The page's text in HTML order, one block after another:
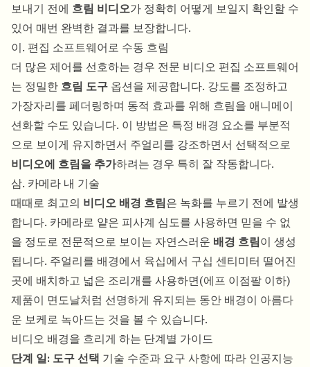
보내기 전에 흐림 비디오가 정확히 어떻게 보일지 확인할 수
있어 매번 완벽한 결과를 보장합니다.
이. 편집 소프트웨어로 수동 흐림
더 많은 제어를 선호하는 경우 전문 비디오 편집 소프트웨어
는 정밀한 흐림 도구 옵션을 제공합니다. 강도를 조정하고
가장자리를 페더링하며 동적 효과를 위해 흐림을 애니메이
션화할 수도 있습니다. 이 방법은 특정 배경 요소를 부분적
으로 보이게 유지하면서 주얼리를 강조하면서 선택적으로
비디오에 흐림을 추가하려는 경우 특히 잘 작동합니다.
삼. 카메라 내 기술
때때로 최고의 비디오 배경 흐림은 녹화를 누르기 전에 발생
합니다. 카메라로 얕은 피사계 심도를 사용하면 믿을 수 없
을 정도로 전문적으로 보이는 자연스러운 배경 흐림이 생성
됩니다. 주얼리를 배경에서 육십에서 구십 센티미터 떨어진
곳에 배치하고 넓은 조리개를 사용하면(에프 이점팔 이하)
제품이 면도날처럼 선명하게 유지되는 동안 배경이 아름다
운 보케로 녹아드는 것을 볼 수 있습니다.
비디오 배경을 흐리게 하는 단계별 가이드
단계 일: 도구 선택 기술 수준과 요구 사항에 따라 인공지능